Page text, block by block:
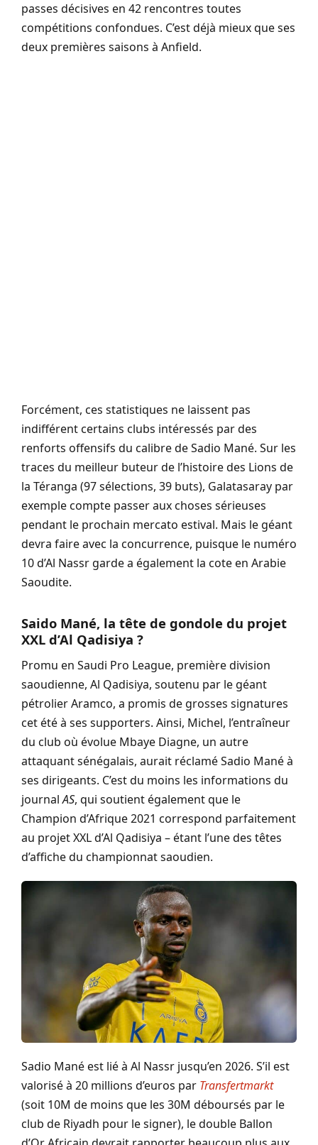
passes décisives en 42 rencontres toutes
compétitions confondues. C’est déjà mieux que ses
deux premières saisons à Anfield.
Forcément, ces statistiques ne laissent pas
indifférent certains clubs intéressés par des
renforts offensifs du calibre de Sadio Mané. Sur les
traces du meilleur buteur de l’histoire des Lions de
la Téranga (97 sélections, 39 buts), Galatasaray par
exemple compte passer aux choses sérieuses
pendant le prochain mercato estival. Mais le géant
devra faire avec la concurrence, puisque le numéro
10 d’Al Nassr garde a également la cote en Arabie
Saoudite.
Saido Mané, la tête de gondole du projet
XXL d’Al Qadisiya ?
Promu en Saudi Pro League, première division
saoudienne, Al Qadisiya, soutenu par le géant
pétrolier Aramco, a promis de grosses signatures
cet été à ses supporters. Ainsi, Michel, l’entraîneur
du club où évolue Mbaye Diagne, un autre
attaquant sénégalais, aurait réclamé Sadio Mané à
ses dirigeants. C’est du moins les informations du
journalAS, qui soutient également que le
Champion d’Afrique 2021 correspond parfaitement
au projet XXL d’Al Qadisiya – étant l’une des têtes
d’affiche du championnat saoudien.
Sadio Mané est lié à Al Nassr jusqu’en 2026. S’il est
valorisé à 20 millions d’euros par Transfertmarkt
(soit 10M de moins que les 30M déboursés par le
club de Riyadh pour le signer), le double Ballon